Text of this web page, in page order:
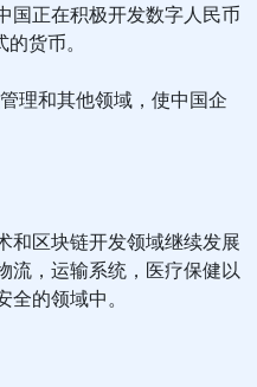
国正在积极开发数字人民币
货币。
理和其他领域，使中国企
和区块链开发领域继续发展
流，运输系统，医疗保健以
的领域中。